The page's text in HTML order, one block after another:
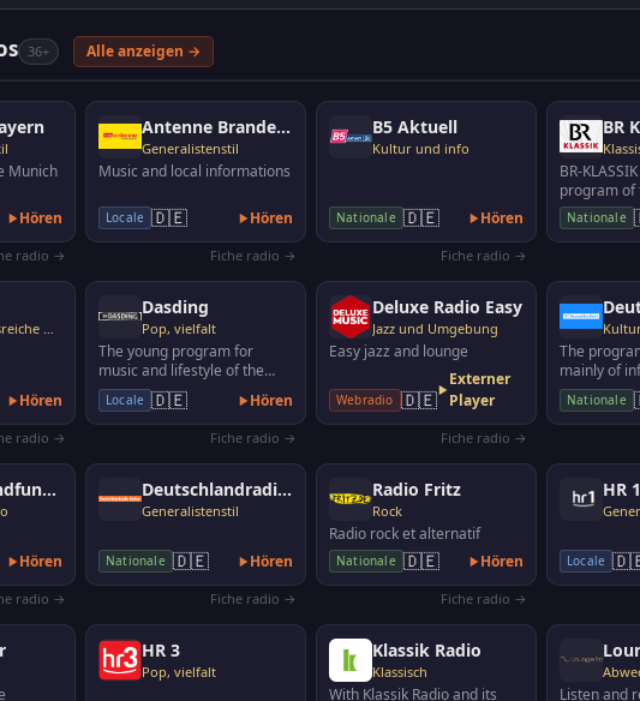
36+ Alle anzeigen →
Munich
Hören
radio →
Antenne Brandenburg
Generalistenstil
Music and local informations
Locale 🇩🇪 Hören
Fiche radio →
B5 Aktuell
Kultur und info
Nationale 🇩🇪 Hören
Fiche radio →
BR
BR-
program of
radio. Plays
music:
Nationale
Abwechslungsreiche Musik
Hören
radio →
Dasding
Pop, vielfalt
The young program for
music and lifestyle of the
SWR. Radio in Baden-
Württemberg and Rhineland-
P…
Locale 🇩🇪 Hören
Fiche radio →
Deluxe Radio Easy
Jazz und Umgebung
Easy jazz and lounge
Webradio 🇩🇪
Externer
Player
Fiche radio →
The
mainly of
politics,
Nationale
Deutschlandfunk Nova
Hören
radio →
Deutschlandradio Kultur
Generalistenstil
Nationale 🇩🇪 Hören
Fiche radio →
Radio Fritz
Rock
Radio rock et alternatif
Nationale 🇩🇪 Hören
Fiche radio →
HR 1
Locale
HR 3
Pop, vielfalt
Klassik Radio
Klassisch
With Klassik Radio and its
Listen and